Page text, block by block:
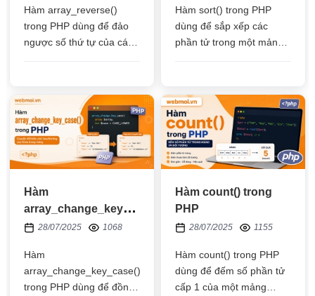
Hàm array_reverse()
trong PHP dùng để đảo
ngược số thứ tự của các
Hàm sort() trong PHP
dùng để sắp xếp các
phần tử trong một mảng
Hàm
array_change_key_case()
trong PHP
28/07/2025 1068
Hàm
array_change_key_case()
trong PHP dùng để đồng
Hàm count() trong
PHP
28/07/2025 1155
Hàm count() trong PHP
dùng để đếm số phần tử
cấp 1 của một mảng